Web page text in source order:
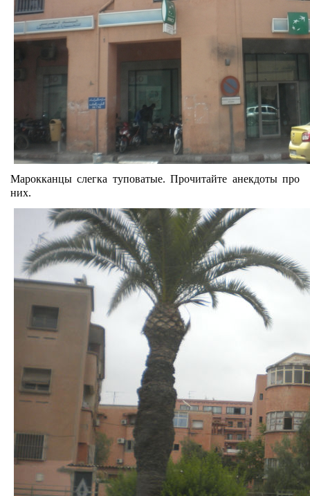
Марокканцы слегка туповатые. Прочитайте анекдоты про
них.